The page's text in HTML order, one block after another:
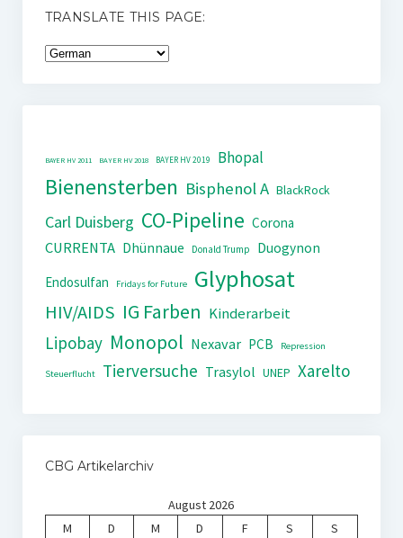
TRANSLATE THIS PAGE:
BAYER HV 2011 BAYER HV 2018 BAYER HV 2019 Bhopal
Bienensterben Bisphenol A BlackRock
Carl Duisberg CO-Pipeline Corona
CURRENTA Dhünnaue Donald Trump
Duogynon
Endosulfan
Fridays for Future Glyphosat
HIV/AIDS IG Farben Kinderarbeit
Lipobay Monopol Nexavar PCB Repression
Steuerflucht Tierversuche Trasylol UNEP Xarelto
CBG Artikelarchiv
August 2026
M
D M D F S S